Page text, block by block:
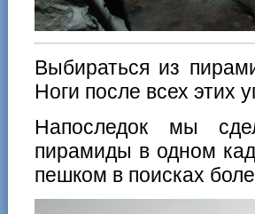
Выбираться из
Ноги после всех этих
Напоследок мы
пирамиды в одном
пешком в поисках